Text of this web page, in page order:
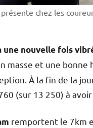
chez les
une nouvelle fois
masse et une
À la fin de la
(sur 13 250) à
remportent le 7km